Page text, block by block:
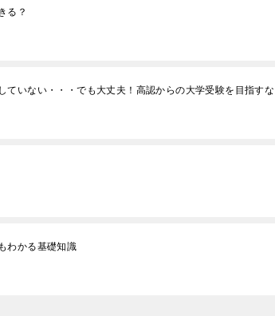
る？
ていない・・・でも大丈夫！高認からの大学受験を目指すな
わかる基礎知識